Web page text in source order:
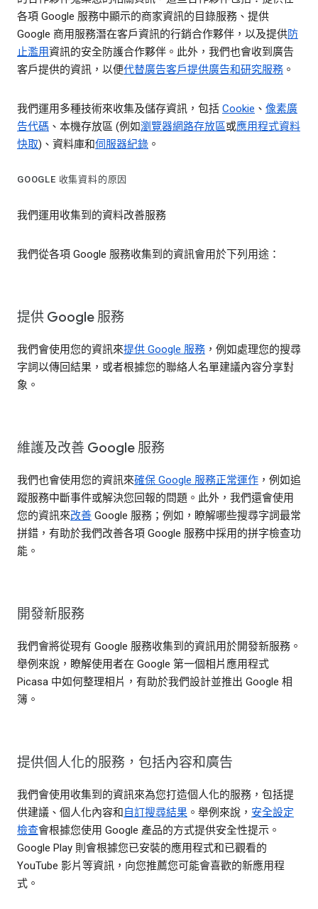
各項 Google 服務中顯示的商家資訊的目錄服務、提供
Google 商用服務潛在客戶資訊的行銷合作夥伴，以及提供防
止濫用資訊的安全防護合作夥伴。此外，我們也會收到廣告
客戶提供的資訊，以便代替廣告客戶提供廣告和研究服務 。
我們運用多種技術來收集及儲存資訊，包括 Cookie 、 像素廣
告代碼 、本機存放區 (例如瀏覽器網路存放區或應用程式資料
快取)、資料庫和伺服器紀錄 。
GOOGLE 收集資料的原因
我們運用收集到的資料改善服務
我們從各項 Google 服務收集到的資訊會用於下列用途：
提供 Google 服務
我們會使用您的資訊來提供 Google 服務 ，例如處理您的搜尋
字詞以傳回結果，或者根據您的聯絡人名單建議內容分享對
象。
維護及改善 Google 服務
我們也會使用您的資訊來確保 Google 服務正常運作 ，例如追
蹤服務中斷事件或解決您回報的問題。此外，我們還會使用
您的資訊來改善 Google 服務；例如，瞭解哪些搜尋字詞最常
拼錯，有助於我們改善各項 Google 服務中採用的拼字檢查功
能。
開發新服務
我們會將從現有 Google 服務收集到的資訊用於開發新服務。
舉例來說，瞭解使用者在 Google 第一個相片應用程式
Picasa 中如何整理相片，有助於我們設計並推出 Google 相
簿。
提供個人化的服務，包括內容和廣告
我們會使用收集到的資訊來為您打造個人化的服務，包括提
供建議、個人化內容和自訂搜尋結果 。舉例來說， 安全設定
檢查會根據您使用 Google 產品的方式提供安全性提示。
Google Play 則會根據您已安裝的應用程式和已觀看的
YouTube 影片等資訊，向您推薦您可能會喜歡的新應用程
式。